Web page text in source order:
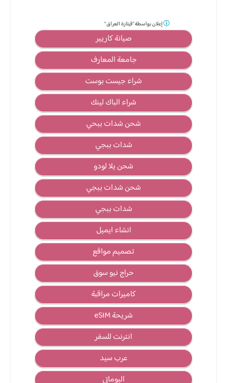
صيانة كاريير
جامعة المعارف
شراء جيست بوست
شراء الباك لينك
شحن شدات ببحي
شدات ببجي
شحن يلا لودو
شحن شدات ببجي
شدات ببجي
انشاء ايميل
تصميم مواقع
حراج نيو سوق
كاميرات مراقبة
شريحة eSIM
انترنت للسفر
عرب سيد
البوماتي
إعلان بواسطة"قيثارة العراق "